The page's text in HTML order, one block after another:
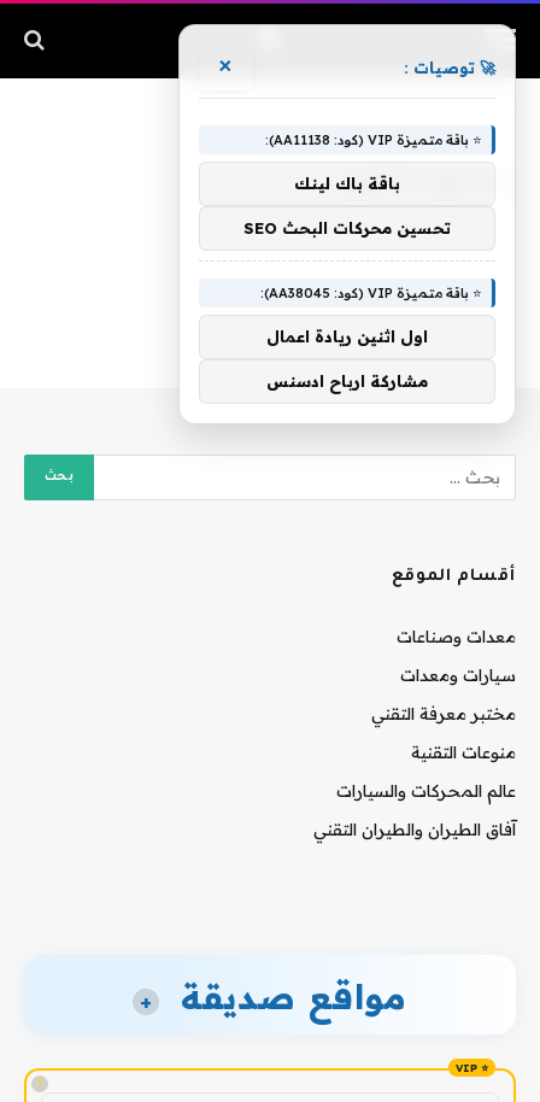
محمود الخطيب
أقسام الموقع
معدات وصناعات
سيارات ومعدات
مختبر معرفة التقني
منوعات التقنية
عالم المحركات والسيارات
آفاق الطيران والطيران التقني
مواقع صديقة +
!
🚀 توصيات : ×
⭐ باقة متميزة VIP (كود: AA11138):
باقة باك لينك
تحسين محركات البحث SEO
⭐ باقة متميزة VIP (كود: AA38045):
اول اثنين ريادة اعمال
مشاركة ارباح ادسنس